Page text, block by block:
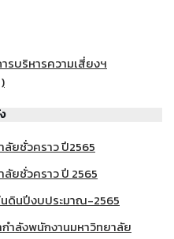
รบริหารความเสี่ยงฯ
ยชั่วคราว ปี2565
ยชั่วคราว ปี 2565
ดินปีงบประมาณ-2565
ำลังพนักงานมหาวิทยาลัย